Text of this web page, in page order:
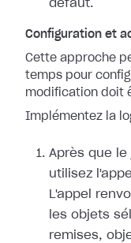
défaut.
Configuration et
Cette approche
temps pour
modification doit
Implémentez la
Après que
utilisez
L'appel
les objets
remises,